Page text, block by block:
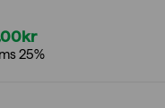
kr
25%